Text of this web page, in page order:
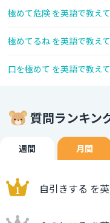
極めて危険 を英語で教え
極めてるね を英語で教え
口を極めて を英語で教え
質問ランキン
週間 月間
自引きする を